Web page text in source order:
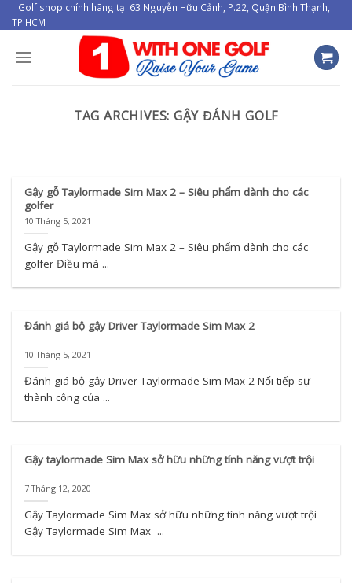
Skip
to
content
Golf shop chính hãng tại 63 Nguyễn Hữu Cảnh, P.22, Quận Bình Thạnh,
TP HCM
TAG ARCHIVES: GẬY ĐÁNH GOLF
grip gậy golf được yêu
Grip Iomic – Top 3 tay cầm grip gậy golf được
Gậy gỗ Taylormade Sim Max 2 – Siêu phẩm dành cho các
golfer
10 Tháng 5, 2021
Gậy gỗ Taylormade Sim Max 2 – Siêu phẩm dành cho các
golfer Điều mà ...
Đánh giá bộ gậy Driver Taylormade Sim Max 2
10 Tháng 5, 2021
Đánh giá bộ gậy Driver Taylormade Sim Max 2 Nối tiếp sự
thành công của ...
Gậy taylormade Sim Max sở hữu những tính năng vượt trội
7 Tháng 12, 2020
Gậy Taylormade Sim Max sở hữu những tính năng vượt trội
Gậy Taylormade Sim Max ...